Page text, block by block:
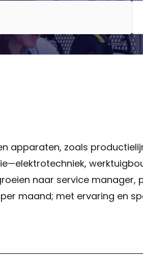
apparaten, zoals
naar service
maand; met ervaring en